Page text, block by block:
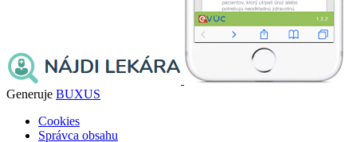
Generuje BUXUS
Cookies
Správca obsahu